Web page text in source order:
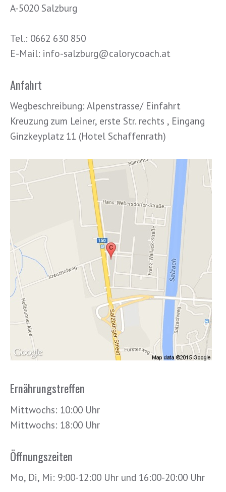
A-5020 Salzburg
Tel.: 0662 630 850
E-Mail: info-salzburg@calorycoach.at
Anfahrt
Wegbeschreibung: Alpenstrasse/ Einfahrt
Kreuzung zum Leiner, erste Str. rechts , Eingang
Ginzkeyplatz 11 (Hotel Schaffenrath)
Ernährungstreffen
Mittwochs: 10:00 Uhr
Mittwochs: 18:00 Uhr
Öffnungszeiten
Mo, Di, Mi: 9:00-12:00 Uhr und 16:00-20:00 Uhr